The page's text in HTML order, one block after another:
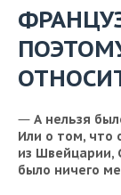
— А нельзя
Или о том, что
из Швейцарии,
было ничего